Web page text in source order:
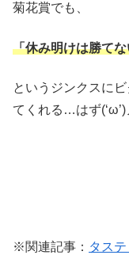
菊花賞でも、
「休み明けは勝て
というジンクスに
てくれる…はず(‘ω’)
※関連記事： タス